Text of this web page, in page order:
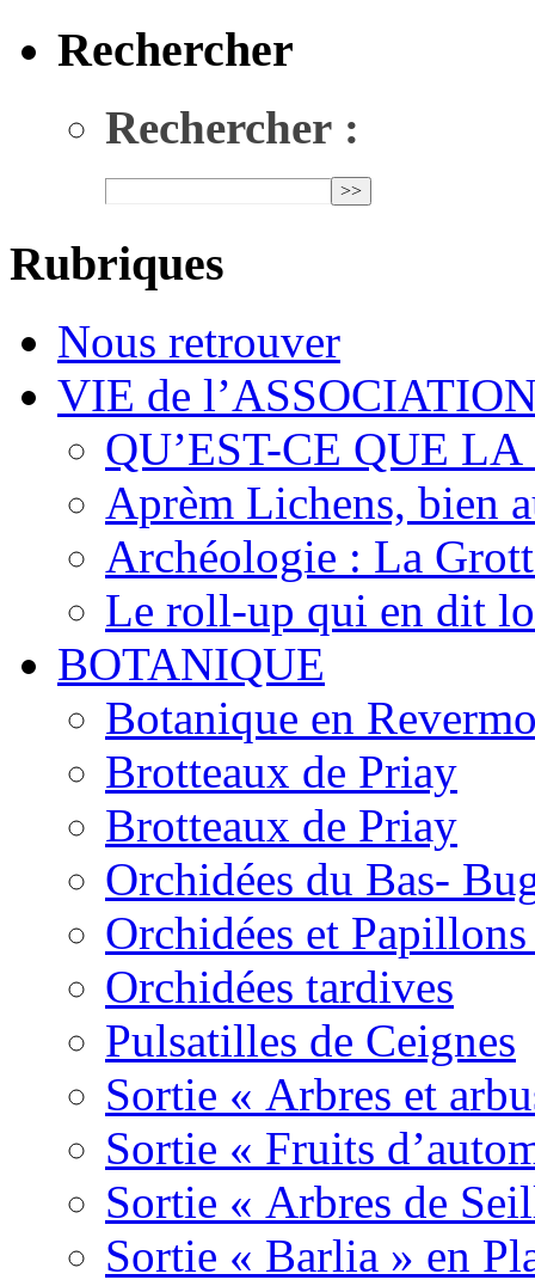
Rechercher
Rechercher :
Rubriques
Nous retrouver
VIE de
QU’EST-CE QUE
Aprèm Lichens, bien
Archéologie : La
Le roll-up qui en dit
BOTANIQUE
Botanique en
Brotteaux de Priay
Brotteaux de Priay
Orchidées du Bas-
Orchidées et
Orchidées tardives
Pulsatilles de Ceignes
Sortie « Arbres et
Sortie « Fruits
Sortie « Arbres de
Sortie « Barlia » en